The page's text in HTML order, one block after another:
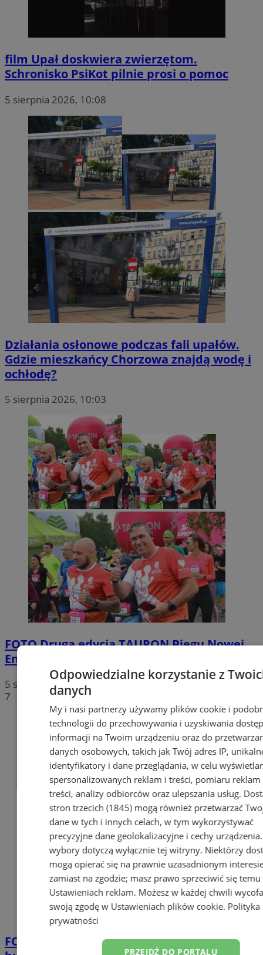
film Upał doskwiera zwierzętom.
Schronisko PsiKot pilnie prosi o pomoc
5 sierpnia 2026, 10:08
Działania osłonowe podczas fali upałów.
Gdzie mieszkańcy Chorzowa znajdą wodę i
ochłodę?
5 sierpnia 2026, 10:03
FOTODruga edycja TAURON Biegu Nowej
Energii – trwają zapisy
5 sierpnia 2026, 13:45
7
FOTO
Tyrolka, trampoliny, zjeżdżalnie i
Odpowiedzialne korzystanie z
danych
My i nasi partnerzy używamy plików cookie i
technologii do przechowywania i uzyskiwania
informacji na Twoim urządzeniu oraz do
danych osobowych, takich jak Twój adres IP,
identyfikatory i dane przeglądania, w celu
spersonalizowanych reklam i treści, pomiaru reklam
treści, analizy odbiorców oraz ulepszania usług.
stron trzecich (1845)mogą również przetwarzać
dane w tych i innych celach, w tym wykorzystywać
precyzyjne dane geolokalizacyjne i cechy
wybory dotyczą wyłącznie tej witryny. Niektórzy
mogą opierać się na prawnie uzasadnionym
zamiast na zgodzie; masz prawo sprzeciwić się temu
Ustawieniach reklam. Możesz w każdej chwili
swoją zgodę w Ustawieniach plików cookie. Polityka
prywatności
PRZEJDŹ DO PORTALU